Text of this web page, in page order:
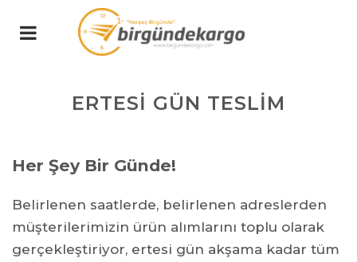
ERTESİ GÜN TESLİM
Her Şey Bir Günde!
Belirlenen saatlerde, belirlenen adreslerden
müşterilerimizin ürün alımlarını toplu olarak
gerçekleştiriyor, ertesi gün akşama kadar tüm